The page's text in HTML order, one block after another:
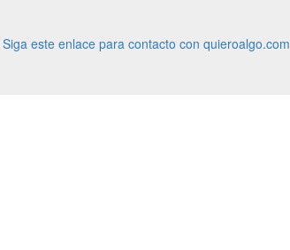
Siga este enlace para contacto con quieroalgo.com